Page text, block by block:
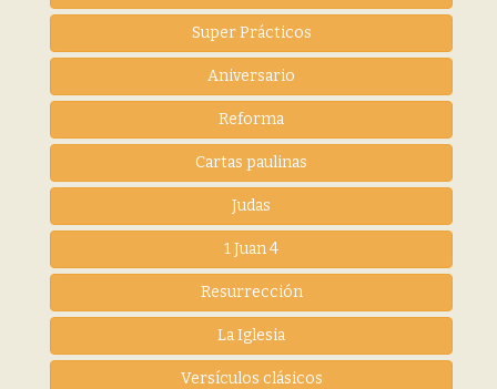
Super Prácticos
Aniversario
Reforma
Cartas paulinas
Judas
1 Juan 4
Resurrección
La Iglesia
Versículos clásicos